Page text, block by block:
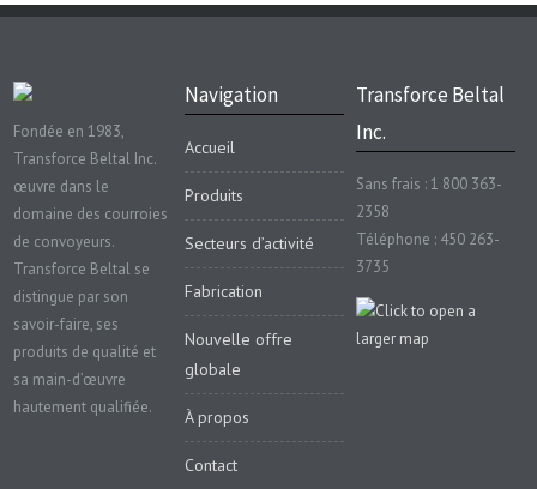
Fondée en 1983,
Transforce Beltal Inc.
œuvre dans le
domaine des courroies
de convoyeurs.
Transforce Beltal se
distingue par son
savoir-faire, ses
produits de qualité et
sa main-d’œuvre
hautement qualifiée.
Navigation
Accueil
Produits
Secteurs d’activité
Fabrication
Nouvelle offre
globale
À propos
Contact
Transforce Beltal
Inc.
Sans frais : 1 800 363-
2358
Téléphone : 450 263-
3735